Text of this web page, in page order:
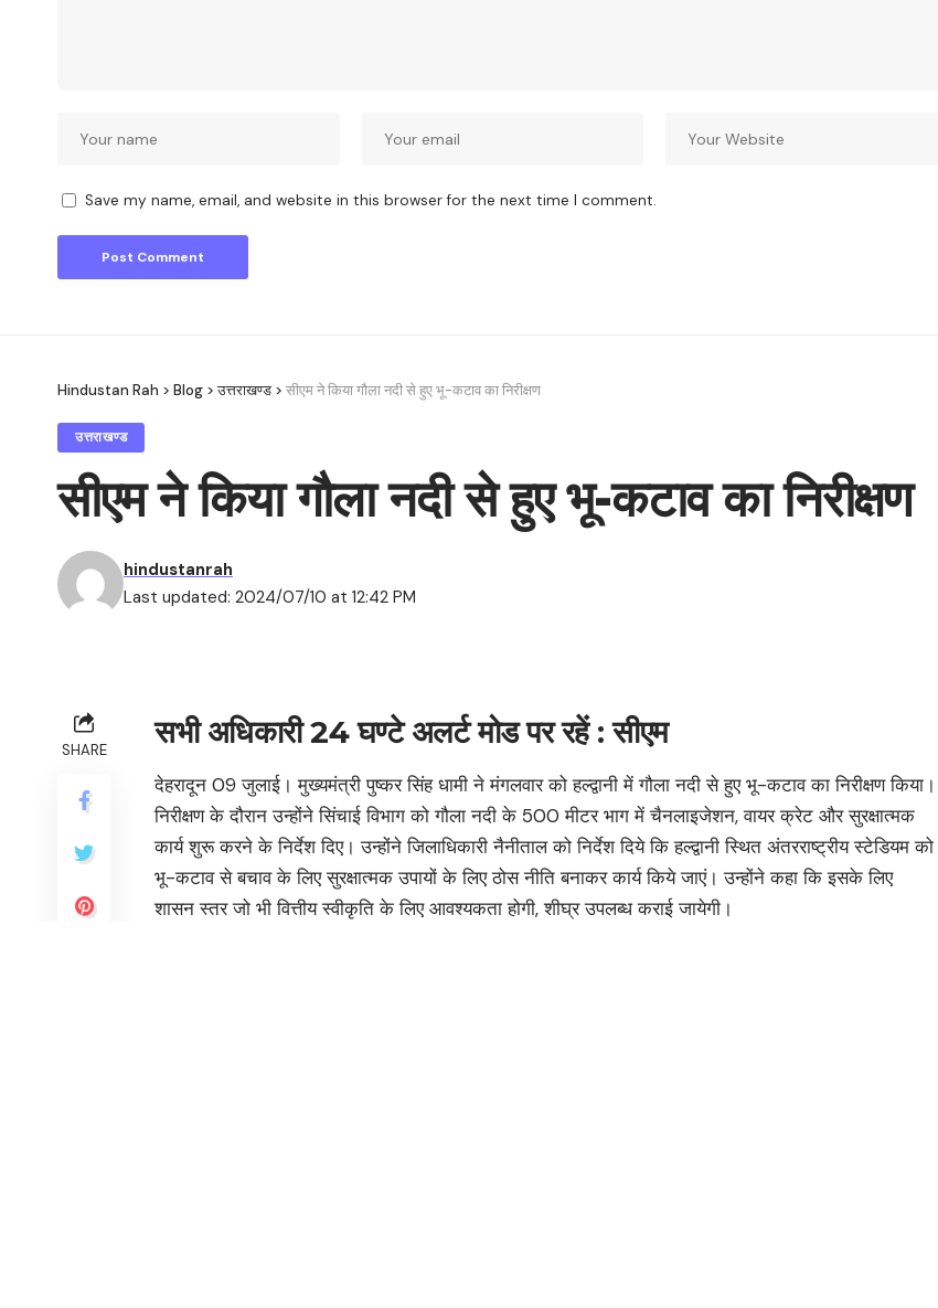
Save my name, email, and website in this browser for the next time I comment.
Hindustan Rah > Blog >उत्तराखण्ड > सीएम ने किया गौला नदी से हुए भू-कटाव का निरीक्षण
उत्तराखण्ड
सीएम ने किया गौला नदी से हुए भू-कटाव का निरीक्षण
Last updated: 2024/07/10 at 12:42 PM
hindustanrah